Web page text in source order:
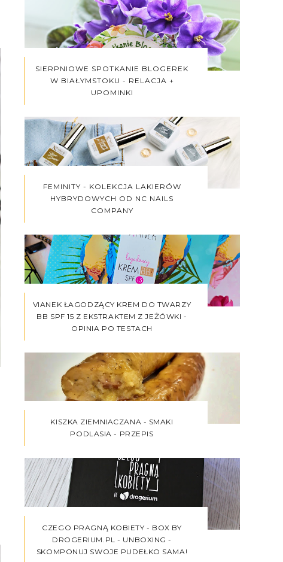
SIERPNIOWE SPOTKANIE BLOGEREK
W BIAŁYMSTOKU - RELACJA +
UPOMINKI
FEMINITY - KOLEKCJA LAKIERÓW
HYBRYDOWYCH OD NC NAILS
COMPANY
VIANEK ŁAGODZĄCY KREM DO TWARZY
BB SPF 15 Z EKSTRAKTEM Z JEŻÓWKI -
OPINIA PO TESTACH
KISZKA ZIEMNIACZANA - SMAKI
PODLASIA - PRZEPIS
CZEGO PRAGNĄ KOBIETY - BOX BY
DROGERIUM.PL - UNBOXING -
SKOMPONUJ SWOJE PUDEŁKO SAMA!